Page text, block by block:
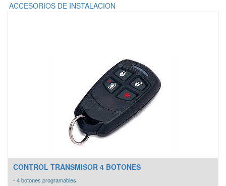
ACCESORIOS DE INSTALACION
CONTROL TRANSMISOR 4 BOTONES
- 4 botones programables.